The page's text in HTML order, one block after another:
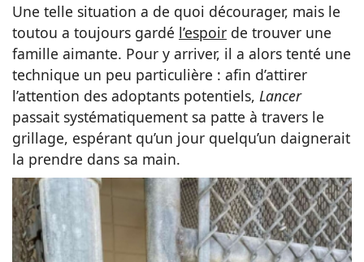
Une telle situation a de quoi décourager, mais le
toutou a toujours gardé l’espoir de trouver une
famille aimante. Pour y arriver, il a alors tenté une
technique un peu particulière : afin d’attirer
l’attention des adoptants potentiels, Lancer
passait systématiquement sa patte à travers le
grillage, espérant qu’un jour quelqu’un daignerait
la prendre dans sa main.